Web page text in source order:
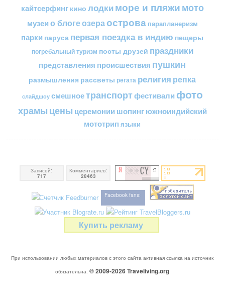
кайтсерфинг кино лодкиморе и пляжимото
музеи о блогеозераострова парапланеризм
парки паруса первая поездка в индию пещеры
погребальный туризм посты друзей праздники
представления происшествия пушкин
размышления рассветы регата религия репка
слайдшоу смешноетранспортфестивали фото
храмы цены церемонии шопингюжноиндийский
мототрип языки
Записей:
717
Комментариев:
28463
Facebook fans:
Купить рекламу
При использовании любых материалов с этого сайта активная ссылка на источник
обязательна. © 2009-2026Traveliving.org